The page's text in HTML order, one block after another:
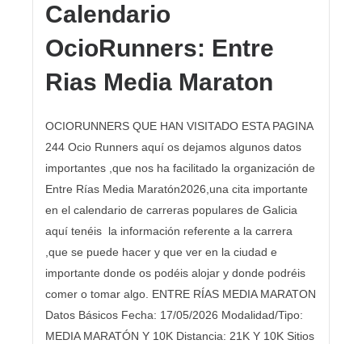
Calendario
OcioRunners: Entre
Rias Media Maraton
OCIORUNNERS QUE HAN VISITADO ESTA PAGINA
244 Ocio Runners aquí os dejamos algunos datos
importantes ,que nos ha facilitado la organización de
Entre Rías Media Maratón2026,una cita importante
en el calendario de carreras populares de Galicia
aquí tenéis la información referente a la carrera
,que se puede hacer y que ver en la ciudad e
importante donde os podéis alojar y donde podréis
comer o tomar algo. ENTRE RÍAS MEDIA MARATON
Datos Básicos Fecha: 17/05/2026 Modalidad/Tipo:
MEDIA MARATÓN Y 10K Distancia: 21K Y 10K Sitios